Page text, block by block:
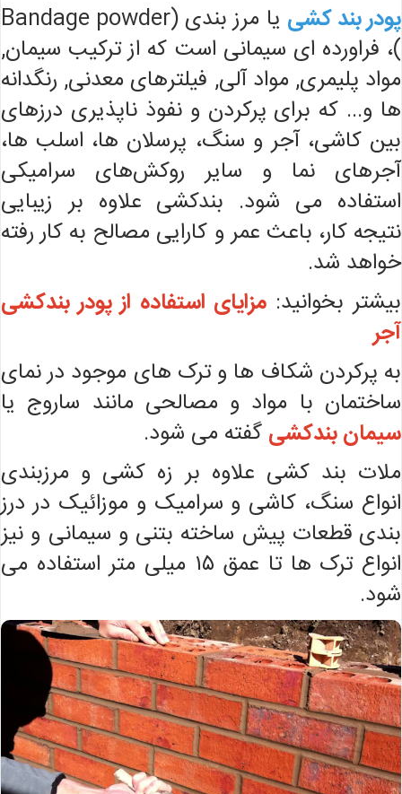
پودر بند کشی
یا مرز بندی (Bandage powder
)، فراورده ای سیمانی است که از ترکیب سیمان,
مواد پلیمری, مواد آلی, فیلترهای معدنی, رنگدانه
ها و... که برای پرکردن و نفوذ ناپذیری درزهای
بین کاشی، آجر و سنگ، پرسلان ها، اسلب ها،
آجرهای نما و سایر روکش‌های سرامیکی
استفاده می شود. بندکشی علاوه بر زیبایی
نتیجه کار، باعث عمر و کارایی مصالح به کار رفته
خواهد شد.
بیشتر بخوانید:مزایای استفاده از پودر بندکشی
آجر
به پرکردن شکاف ها و ترک های موجود در نمای
ساختمان با مواد و مصالحی مانند ساروج یا
سیمان بندکشی گفته می شود.
ملات بند کشی علاوه بر زه کشی و مرزبندی
انواع سنگ، کاشی و سرامیک و موزائیک در درز
بندی قطعات پیش ساخته بتنی و سیمانی و نیز
انواع ترک ها تا عمق ۱۵ میلی متر استفاده می
شود.